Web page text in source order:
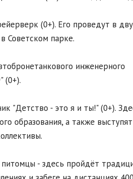
(0+). Его проведут в
Советском парке.
инженерного
(0+).
"Детство - это я и ты!" (0+).
образования, а также выступят
- здесь пройдёт